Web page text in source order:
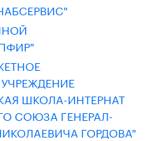
ШКОЛА-ИНТЕРНАТ
СОЮЗА ГЕНЕРАЛ-
ГОРДОВА"